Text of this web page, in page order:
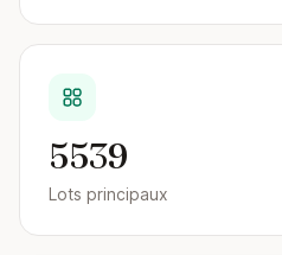
5539
Lots principaux